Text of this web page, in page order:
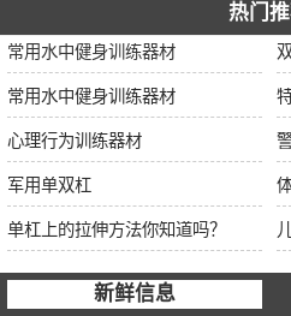
热门
常用水中健身训练器材
常用水中健身训练器材
心理行为训练器材
军用单双杠
单杠上的拉伸方法你知道吗？
新鲜信息